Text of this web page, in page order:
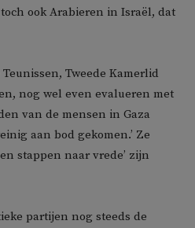
ook Arabieren in Israël, dat
Tweede Kamerlid
nog wel even evalueren met
van de mensen in Gaza
aan bod gekomen.’ Ze
stappen naar vrede’ zijn
partijen nog steeds de